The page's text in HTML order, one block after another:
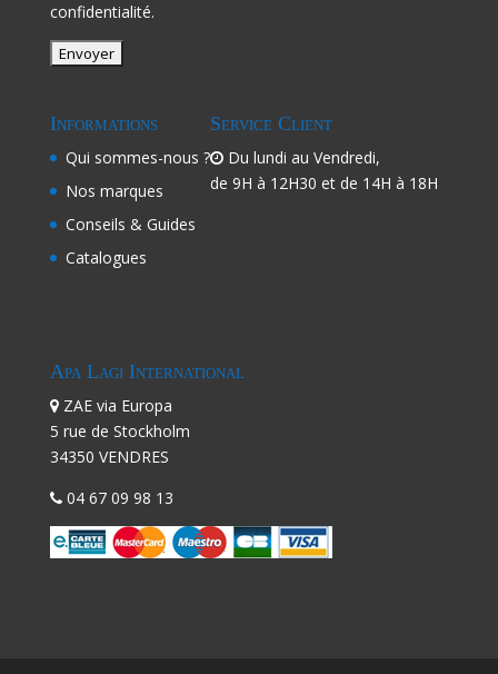
confidentialité.
Informations
Qui sommes-nous ?
Nos marques
Conseils & Guides
Catalogues
Service Client
Du lundi au Vendredi,
de 9H à 12H30 et de 14H à 18H
Apa Lagi International
ZAE via Europa
5 rue de Stockholm
34350 VENDRES
04 67 09 98 13